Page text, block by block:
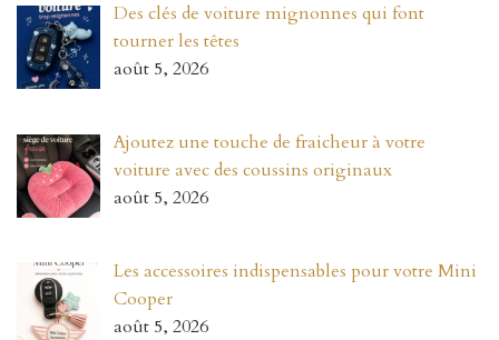
Des clés de voiture mignonnes qui font
tourner les têtes
août 5, 2026
Ajoutez une touche de fraicheur à votre
voiture avec des coussins originaux
août 5, 2026
Les accessoires indispensables pour votre Mini
Cooper
août 5, 2026